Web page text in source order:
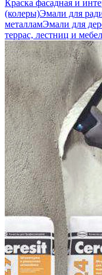
Краска фасадная и
(колеры)Эмали для
металламЭмали для
террас, лестниц и